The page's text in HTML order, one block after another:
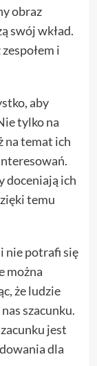
obraz
swój wkład.
i
aby
tylko na
na temat ich
doceniają ich
temu
nie potrafi się
można
że ludzie
szacunku.
jest
dla